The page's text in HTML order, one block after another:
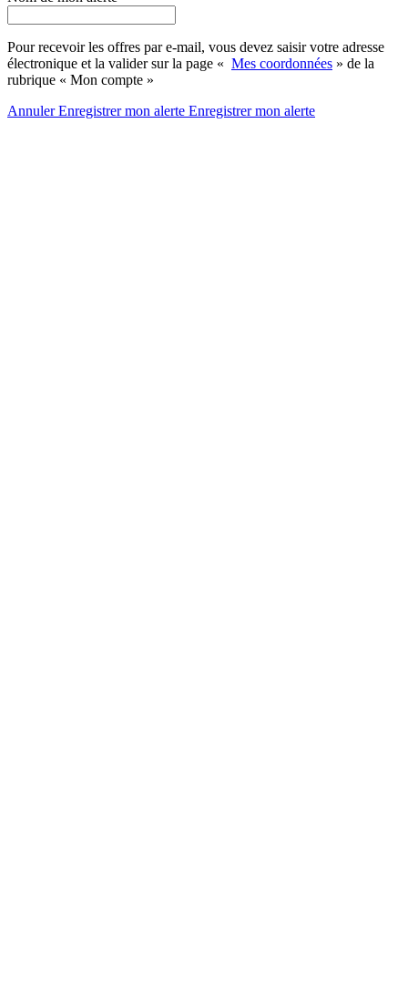
Pour recevoir les offres par e-mail, vous devez saisir votre adresse
électronique et la valider sur la page « Mes coordonnées » de la
rubrique « Mon compte »
AnnulerEnregistrer mon alerte Enregistrermon alerte